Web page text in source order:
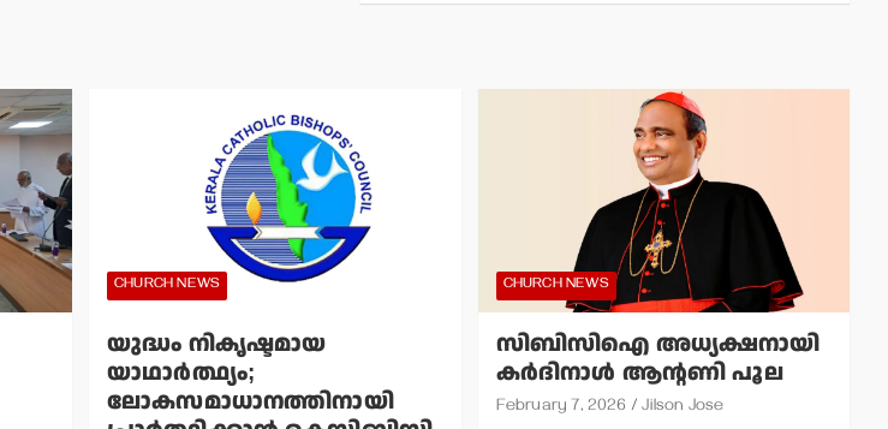
CHURCH NEWS
യുദ്ധം നികൃഷ്ടമായ
യാഥാര്‍ത്ഥ്യം;
ലോകസമാധാനത്തിനായി
CHURCH NEWS
സിബിസിഐ അധ്യക്ഷനായി
കര്‍ദിനാള്‍ ആന്റണി പൂല
February 7, 2026 Jilson Jose